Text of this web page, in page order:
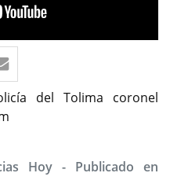
del Tolima coronel
Hoy - Publicado en